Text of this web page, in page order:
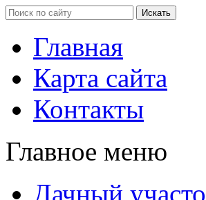
Главная
Карта сайта
Контакты
Главное меню
Дачный